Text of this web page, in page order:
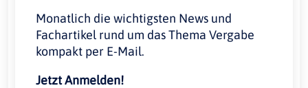
Monatlich die wichtigsten News und
Fachartikel rund um das Thema Vergabe
kompakt per E-Mail.
Jetzt Anmelden!